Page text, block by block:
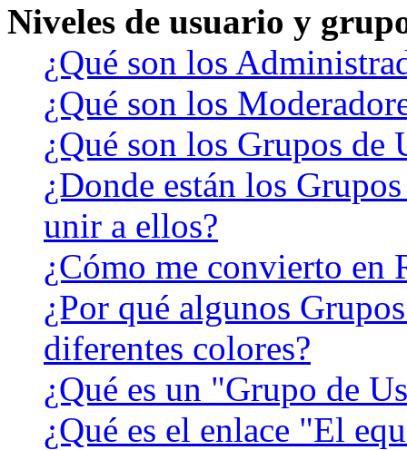
Niveles de usuario y
¿Qué son los
¿Qué son los
¿Qué son los Grupos de
¿Donde están los
unir a ellos?
¿Cómo me convierto en
¿Por qué algunos
diferentes colores?
¿Qué es un "Grupo de
¿Qué es el enlace "El